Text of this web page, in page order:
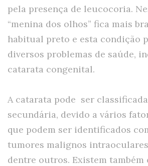
pela presença de leucocoria.
“menina dos olhos” fica mais
habitual preto e esta condição
diversos problemas de saúde,
catarata congenital.
A catarata pode ser
secundária, devido a vários
que podem ser identificados
tumores malignos
dentre outros. Existem também